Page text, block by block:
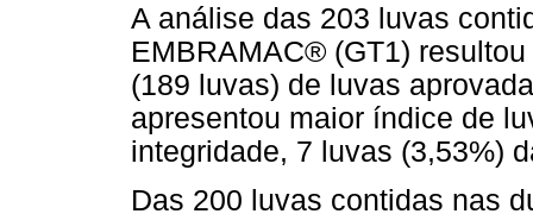
A análise das 203 luvas
EMBRAMAC® (GT1)
(189 luvas) de luvas
apresentou maior índice de
integridade, 7 luvas (3,53%)
Das 200 luvas contidas nas